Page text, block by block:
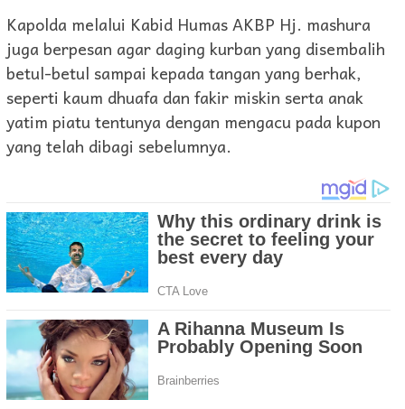
Kapolda melalui Kabid Humas AKBP Hj. mashura
juga berpesan agar daging kurban yang disembalih
betul-betul sampai kepada tangan yang berhak,
seperti kaum dhuafa dan fakir miskin serta anak
yatim piatu tentunya dengan mengacu pada kupon
yang telah dibagi sebelumnya.